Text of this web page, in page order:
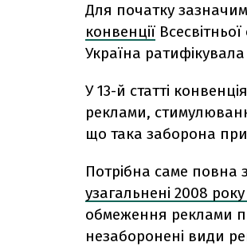
Для початку
конвенції
Україна
У 13-й статті
реклами,
що така заборона
Потрібна саме повна
узагальнені 2008
обмеження реклами
незаборонені види